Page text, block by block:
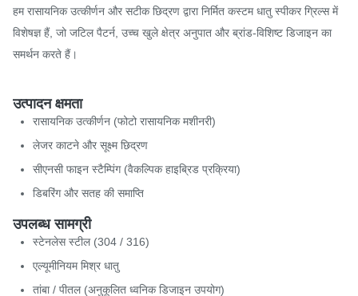
हम रासायनिक उत्कीर्णन और सटीक छिद्रण द्वारा निर्मित कस्टम धातु स्पीकर ग्रिल्स में
विशेषज्ञ हैं, जो जटिल पैटर्न, उच्च खुले क्षेत्र अनुपात और ब्रांड-विशिष्ट डिजाइन का
समर्थन करते हैं।
उत्पादन क्षमता
रासायनिक उत्कीर्णन (फोटो रासायनिक मशीनरी)
लेजर काटने और सूक्ष्म छिद्रण
सीएनसी फाइन स्टैम्पिंग (वैकल्पिक हाइब्रिड प्रक्रिया)
डिबरिंग और सतह की समाप्ति
उपलब्ध सामग्री
स्टेनलेस स्टील (304 / 316)
एल्यूमीनियम मिश्र धातु
तांबा / पीतल (अनुकूलित ध्वनिक डिजाइन उपयोग)